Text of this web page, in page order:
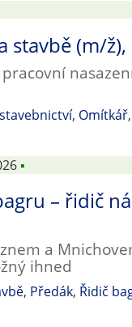
(m/ž),
, Omítkář,
▪
– řidič
a
ihned
, Předák, Řidič